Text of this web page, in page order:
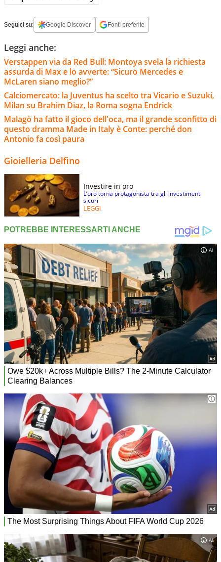
Seguici su: Google Discover Fonti preferite
Leggi anche:
Verstappen via da Red Bull: Montoya svela la richiesta
assurda di Max e lo avverte: “Sicuro Mercedes e
McLaren siano meglio?”
Calciomercato: la Juventus ha scelto tra Vicario e Suzuki,
Milan su Brahim Diaz, la Roma sogna Endrick
Malagò ha fatto il gioco dell'oca, ma il grande sconfitto di
questo dramma Made in Italy è Conte: perché don
Antonio fa così paura
Gioielleria Delfino
Investire in oro
L’oro torna protagonista tra gli investimenti
sicuri
LEGGI